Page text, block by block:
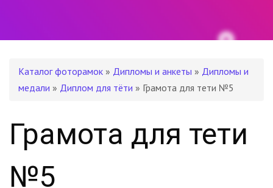
Каталог фоторамок » Дипломы и анкеты » Дипломы и
медали » Диплом для тёти » Грамота для тети №5
Грамота для тети
№5